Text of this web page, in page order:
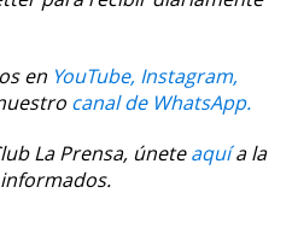
en YouTube, Instagram,
canal de WhatsApp.
La Prensa, úneteaquía la